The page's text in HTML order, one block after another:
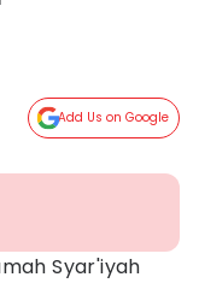
Add Us on Google
Syar'iyah